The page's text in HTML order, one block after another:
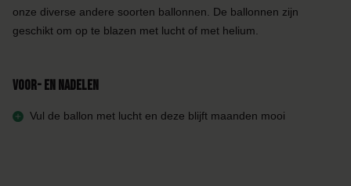
onze diverse andere soorten ballonnen. De ballonnen zijn
geschikt om op te blazen met lucht of met helium.
Voor- en nadelen
Vul de ballon met lucht en deze blijft maanden mooi